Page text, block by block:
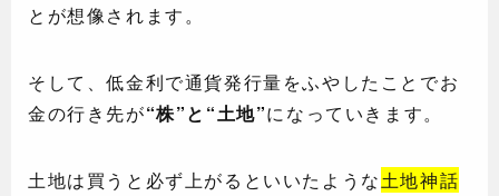
とが想像されます。
そして、低金利で通貨発行量をふやしたことでお
金の行き先が“株”と“土地”になっていきます。
土地は買うと必ず上がるといいたような土地神話